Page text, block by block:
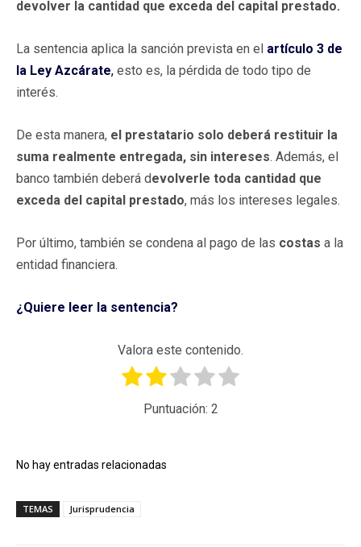
devolver la cantidad que exceda del capital prestado.
La sentencia aplica la sanción prevista en el artículo 3 de
la Ley Azcárate, esto es, la pérdida de todo tipo de
interés.
De esta manera, el prestatario solo deberá restituir la
suma realmente entregada, sin intereses. Además, el
banco también deberá devolverle toda cantidad que
exceda del capital prestado, más los intereses legales.
Por último, también se condena al pago de las costas a la
entidad financiera.
¿Quiere leer la sentencia?
Valora este contenido.
Puntuación: 2
No hay entradas relacionadas
TEMAS Jurisprudencia